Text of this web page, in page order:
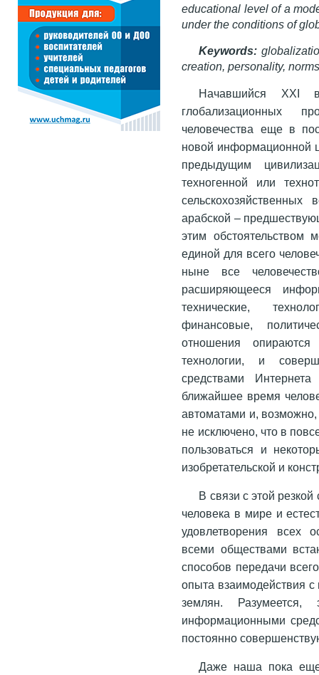
educational level of a
under the conditions of
Keywords:
creation, personality,
Начавшийся ХХI
глобализационных
человечества еще в
новой информационной
предыдущим
техногенной или
арабской –
этим обстоятельством
единой для всего
ныне все
расширяющееся
технические,
финансовые,
отношения
технологии, и
средствами
ближайшее время
автоматами и, возможно,
не исключено, что в
пользоваться и
изобретательской и
В связи с этой
человека в мире и
удовлетворения всех
всеми обществами
способов передачи
опыта взаимодействия
землян. Разумеется,
информационными
постоянно
Даже наша пока еще